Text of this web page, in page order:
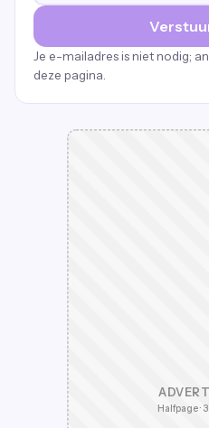
Je e-mailadres is niet nodig;
deze pagina.
Halfpage ·